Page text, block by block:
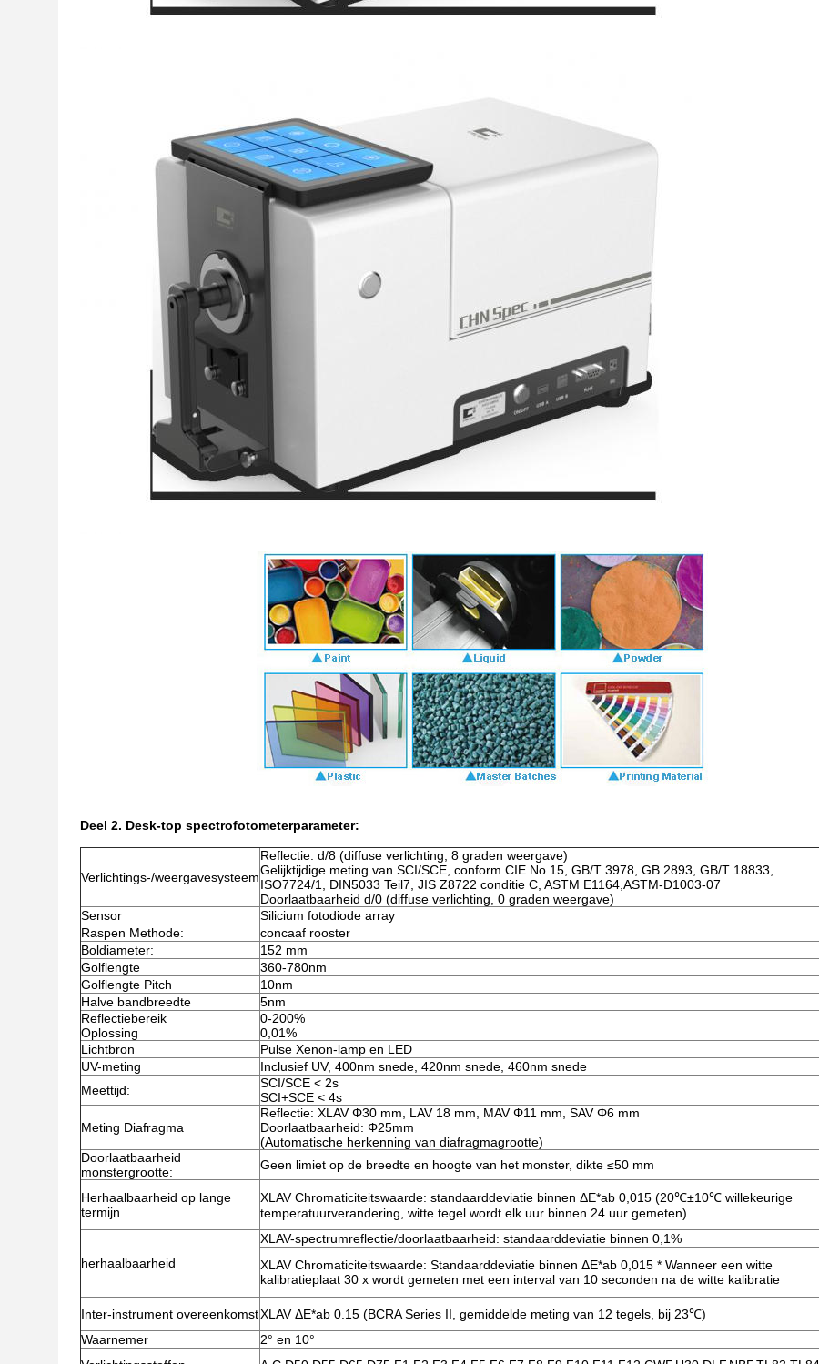
Deel 2. Desk-top spectrofotometerparameter:
Verlichtings-/weergavesysteem
Reflectie: d/8 (diffuse verlichting, 8 graden weergave)
Gelijktijdige meting van SCI/SCE, conform CIE No.15, GB/T 3978, GB 2893, GB/T 18833,
ISO7724/1, DIN5033 Teil7, JIS Z8722 conditie C, ASTM E1164,ASTM-D1003-07
Doorlaatbaarheid d/0 (diffuse verlichting, 0 graden weergave)
Sensor
Silicium fotodiode array
Raspen Methode:
concaaf rooster
Boldiameter:
152 mm
Golflengte
360-780nm
Golflengte Pitch
10nm
Halve bandbreedte
5nm
Reflectiebereik
Oplossing
0-200%
0,01%
Lichtbron
Pulse Xenon-lamp en LED
UV-meting
Inclusief UV, 400nm snede, 420nm snede, 460nm snede
Meettijd:
SCI/SCE < 2s
SCI+SCE < 4s
Meting Diafragma
Reflectie: XLAV Φ30 mm, LAV 18 mm, MAV Φ11 mm, SAV Φ6 mm
Doorlaatbaarheid: Φ25mm
(Automatische herkenning van diafragmagrootte)
Doorlaatbaarheid
monstergrootte:
Geen limiet op de breedte en hoogte van het monster, dikte ≤50 mm
Herhaalbaarheid op lange
termijn
XLAV Chromaticiteitswaarde: standaarddeviatie binnen ΔE*ab 0,015 (20℃±10℃ willekeurige
temperatuurverandering, witte tegel wordt elk uur binnen 24 uur gemeten)
herhaalbaarheid
XLAV-spectrumreflectie/doorlaatbaarheid: standaarddeviatie binnen 0,1%
XLAV Chromaticiteitswaarde: Standaarddeviatie binnen ΔE*ab 0,015 * Wanneer een witte
kalibratieplaat 30 x wordt gemeten met een interval van 10 seconden na de witte kalibratie
Inter-instrument overeenkomstXLAV ΔE*ab 0.15 (BCRA Series II, gemiddelde meting van 12 tegels, bij 23℃)
Waarnemer
2° en 10°